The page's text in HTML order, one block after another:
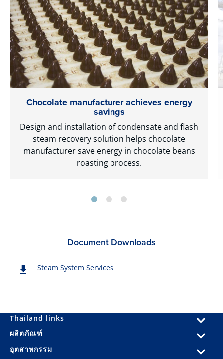
Chocolate manufacturer achieves energy
savings
Design and installation of condensate and flash
steam recovery solution helps chocolate
manufacturer save energy in chocolate beans
roasting process.
Document Downloads
Steam System Services
Thailand links
ผลิตภัณฑ์
อุตสาหกรรม